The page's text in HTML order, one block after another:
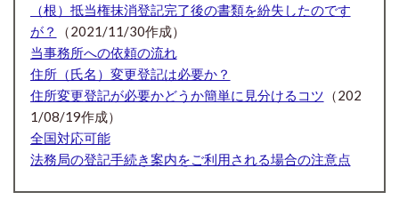
（根）抵当権抹消登記完了後の書類を紛失したのです
が？
（2021/11/30作成）
当事務所への依頼の流れ
住所（氏名）変更登記は必要か？
住所変更登記が必要かどうか簡単に見分けるコツ （202
1/08/19作成）
全国対応可能
法務局の登記手続き案内をご利用される場合の注意点